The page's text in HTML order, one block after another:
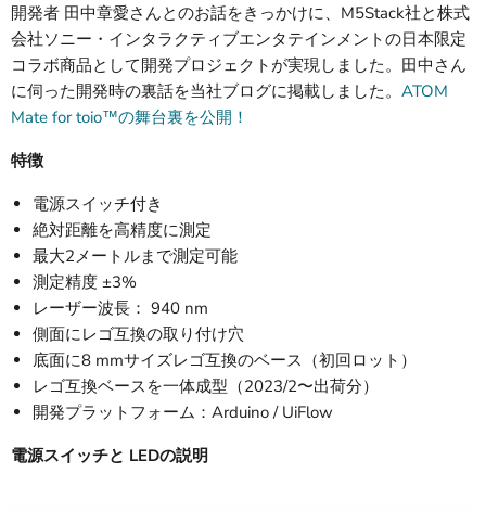
開発者 田中章愛さんとのお話をきっかけに、M5Stack社と株式
会社ソニー・インタラクティブエンタテインメントの日本限定
コラボ商品として開発プロジェクトが実現しました。田中さん
に伺った開発時の裏話を当社ブログに掲載しました。 ATOM
Mate for toio™の舞台裏を公開！
特徴
電源スイッチ付き
絶対距離を高精度に測定
最大2メートルまで測定可能
測定精度 ±3%
レーザー波長： 940 nm
側面にレゴ互換の取り付け穴
底面に8 mmサイズレゴ互換のベース（初回ロット）
レゴ互換ベースを一体成型（2023/2〜出荷分）
開発プラットフォーム：Arduino / UiFlow
電源スイッチと LEDの説明